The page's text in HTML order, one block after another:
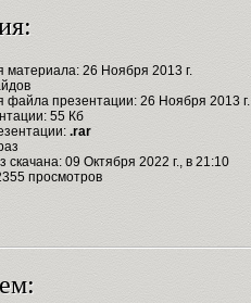
материала: 26 Ноября 2013 г.
файла презентации: 26 Ноября 2013 г.
55 Кб
.rar
скачана: 09 Октября 2022 г., в 21:10
просмотров